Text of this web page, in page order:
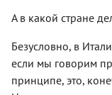
А в какой стране
Безусловно, в
если мы говорим
принципе, это,